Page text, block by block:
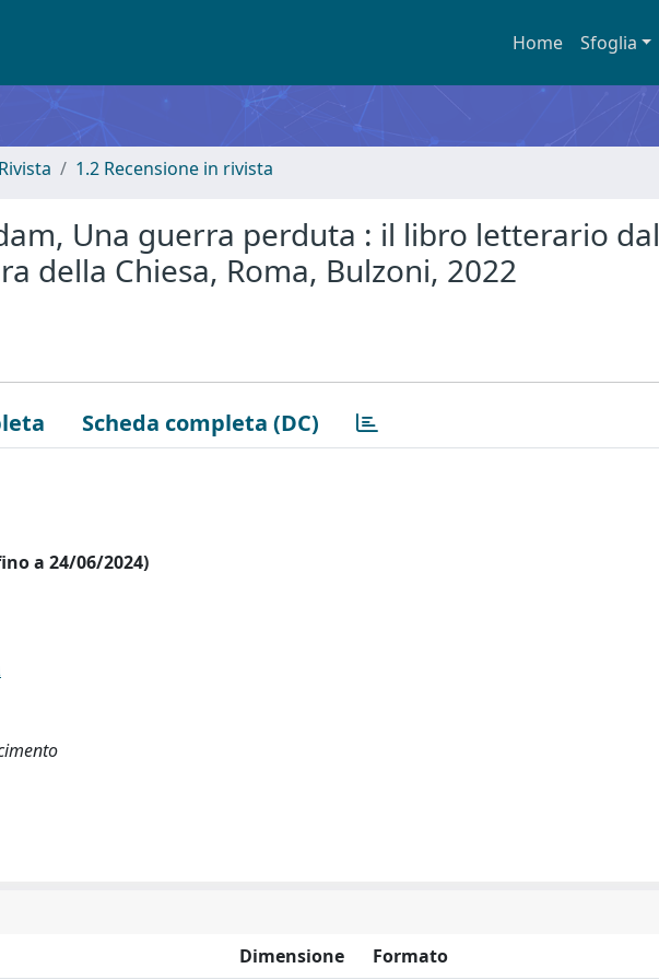
Home Sfoglia
1.2 Recensione in rivista
Una guerra perduta : il libro letterario dal
della Chiesa, Roma, Bulzoni, 2022
Scheda completa (DC)
a 24/06/2024)
Dimensione Formato